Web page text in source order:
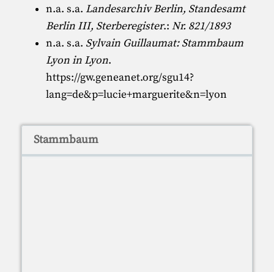
n.a. s.a. Landesarchiv Berlin, Standesamt
Berlin III, Sterberegister.:Nr. 821/1893
n.a. s.a. Sylvain Guillaumat: Stammbaum
Lyon in Lyon.
https://gw.geneanet.org/sgu14?
lang=de&p=lucie+marguerite&n=lyon
Stammbaum